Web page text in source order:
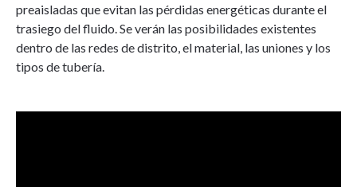
preaisladas que evitan las pérdidas energéticas durante el
trasiego del fluido. Se verán las posibilidades existentes
dentro de las redes de distrito, el material, las uniones y los
tipos de tubería.